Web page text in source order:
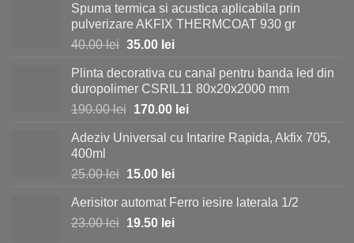
Spuma termica si acustica aplicabila prin
pulverizare AKFIX THERMCOAT 930 gr
40.00lei Prețul
a
fost:
40.00 lei.
35.00 leiPrețul
este:
35.00 lei.
Plinta decorativa cu canal pentru banda led din
duropolimer CSRIL11 80x20x2000 mm
190.00lei Prețul
a
190.00 lei.
170.00 leiPrețul
este:
Adeziv Universal cu Intarire Rapida, Akfix 705,
400ml
25.00lei Prețul
a
fost:
15.00 leiPrețul
este:
15.00 lei.
Aerisitor automat Ferro iesire laterala 1/2
23.00lei Prețul
19.50 leiPrețul